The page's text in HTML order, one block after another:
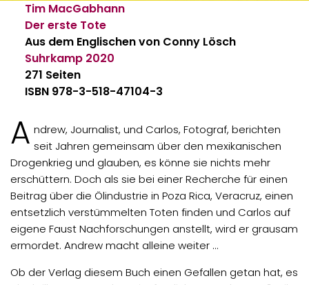
Tim MacGabhann
Der erste Tote
Aus dem Englischen von Conny Lösch
Suhrkamp 2020
271 Seiten
ISBN 978-3-518-47104-3
A ndrew, Journalist, und Carlos, Fotograf, berichten
seit Jahren gemeinsam über den mexikanischen
Drogenkrieg und glauben, es könne sie nichts mehr
erschüttern. Doch als sie bei einer Recherche für einen
Beitrag über die Ölindustrie in Poza Rica, Veracruz, einen
entsetzlich verstümmelten Toten finden und Carlos auf
eigene Faust Nachforschungen anstellt, wird er grausam
ermordet. Andrew macht alleine weiter …
Ob der Verlag diesem Buch einen Gefallen getan hat, es